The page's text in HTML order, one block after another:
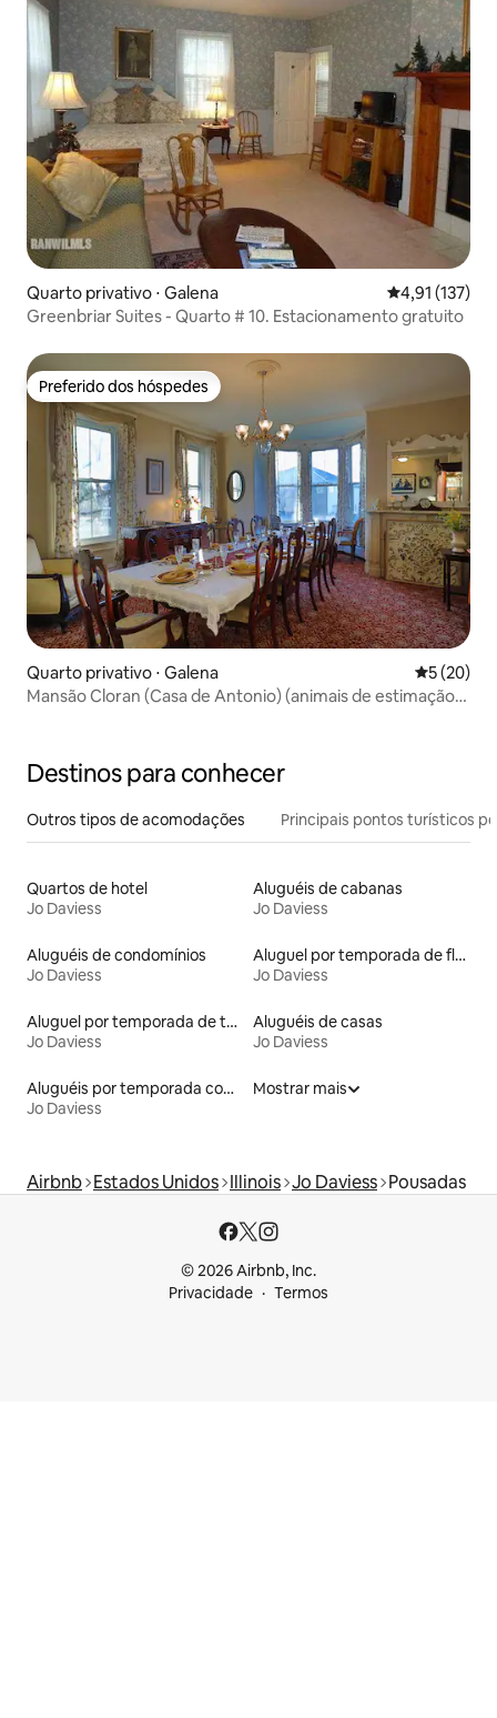
Quarto privativo ⋅ Galena 4,91 de uma
4,91 (137)
Greenbriar Suites - Quarto # 10. Estacionamento gratuito
Preferido dos hóspedes
Preferido dos hóspedes
Quarto privativo ⋅ Galena 5 de uma
5 (20)
Mansão Cloran (Casa de Antonio) (animais de estimação
Destinos para conhecer
Outros tipos de acomodações Principais pontos turísticos
Quartos de hotel
Jo Daviess
Aluguéis de cabanas
Jo Daviess
Aluguéis de condomínios
Jo Daviess
Aluguel por temporada de flats
Jo Daviess
Aluguel por temporada de townhouses
Jo Daviess
Aluguéis de casas
Jo Daviess
Aluguéis por temporada com acesso ao lago
Jo Daviess
Mostrar mais
Airbnb Estados Unidos Illinois Jo Daviess Pousadas
© 2026 Airbnb, Inc.
Privacidade
Termos